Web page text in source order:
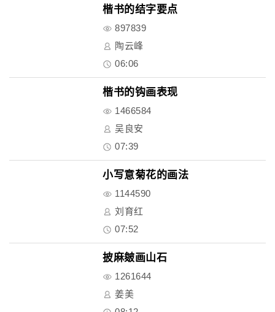
楷书的结字要点
897839
陶云峰
06:06
楷书的钩画表现
1466584
吴良安
07:39
小写意菊花的画法
1144590
刘育红
07:52
披麻皴画山石
1261644
姜美